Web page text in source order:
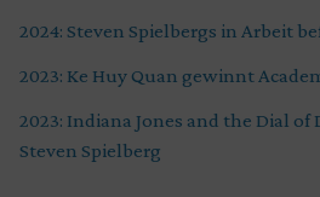
2024: Steven Spielbergs in Arbeit
2023: Ke Huy Quan gewinnt
2023: Indiana Jones and the Dial
Steven Spielberg